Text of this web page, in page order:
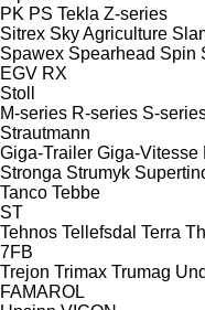
PK PS Tekla Z-series
Sitrex Sky Agriculture
Spawex Spearhead Spin
EGV RX
Stoll
M-series R-series S-
Strautmann
Giga-Trailer Giga-Vitesse
Stronga Strumyk
Tanco Tebbe
ST
Tehnos Tellefsdal Terra
7FB
Trejon Trimax Trumag
FAMAROL